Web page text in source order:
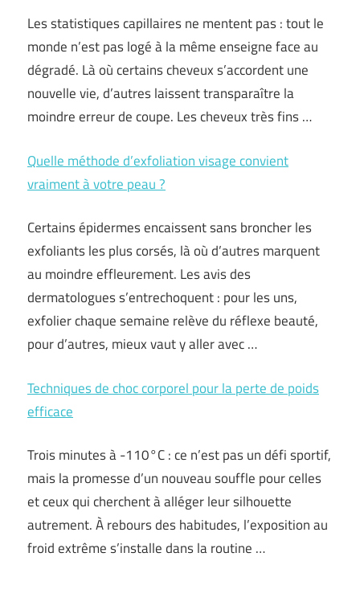
Les statistiques capillaires ne mentent pas : tout le
monde n’est pas logé à la même enseigne face au
dégradé. Là où certains cheveux s’accordent une
nouvelle vie, d’autres laissent transparaître la
moindre erreur de coupe. Les cheveux très fins …
Quelle méthode d’exfoliation visage convient
vraiment à votre peau ?
Certains épidermes encaissent sans broncher les
exfoliants les plus corsés, là où d’autres marquent
au moindre effleurement. Les avis des
dermatologues s’entrechoquent : pour les uns,
exfolier chaque semaine relève du réflexe beauté,
pour d’autres, mieux vaut y aller avec …
Techniques de choc corporel pour la perte de poids
efficace
Trois minutes à -110°C : ce n’est pas un défi sportif,
mais la promesse d’un nouveau souffle pour celles
et ceux qui cherchent à alléger leur silhouette
autrement. À rebours des habitudes, l’exposition au
froid extrême s’installe dans la routine …